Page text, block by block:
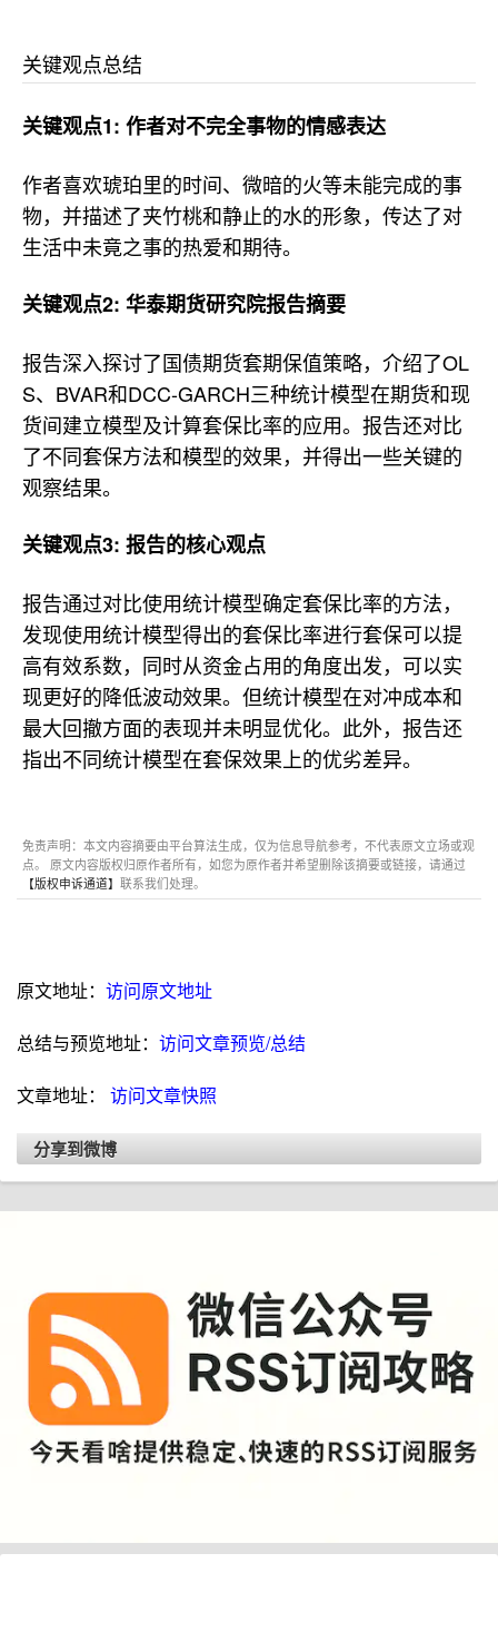
关键观点总结
关键观点1: 作者对不完全事物的情感表达
作者喜欢琥珀里的时间、微暗的火等未能完成的事
物，并描述了夹竹桃和静止的水的形象，传达了对
生活中未竟之事的热爱和期待。
关键观点2: 华泰期货研究院报告摘要
报告深入探讨了国债期货套期保值策略，介绍了OL
S、BVAR和DCC-GARCH三种统计模型在期货和现
货间建立模型及计算套保比率的应用。报告还对比
了不同套保方法和模型的效果，并得出一些关键的
观察结果。
关键观点3: 报告的核心观点
报告通过对比使用统计模型确定套保比率的方法，
发现使用统计模型得出的套保比率进行套保可以提
高有效系数，同时从资金占用的角度出发，可以实
现更好的降低波动效果。但统计模型在对冲成本和
最大回撤方面的表现并未明显优化。此外，报告还
指出不同统计模型在套保效果上的优劣差异。
免责声明：本文内容摘要由平台算法生成，仅为信息导航参考，不代表原文立场或观
点。 原文内容版权归原作者所有，如您为原作者并希望删除该摘要或链接，请通过
【版权申诉通道】 联系我们处理。
原文地址： 访问原文地址
总结与预览地址： 访问文章预览/总结
文章地址： 访问文章快照
分享到微博